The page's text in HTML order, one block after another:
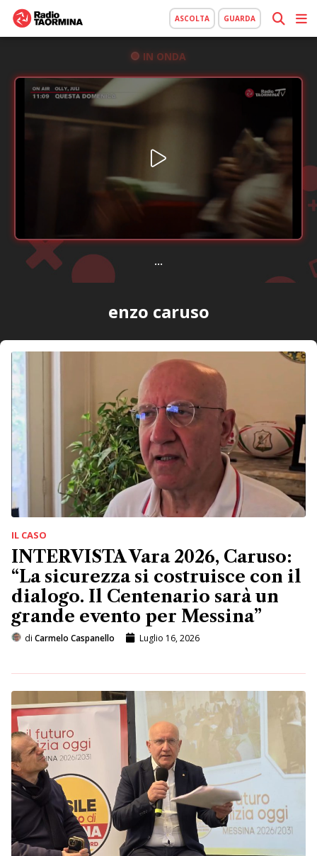
ASCOLTA GUARDA
IN ONDA
...
enzo caruso
IL CASO
INTERVISTA Vara 2026, Caruso:
“La sicurezza si costruisce con il
dialogo. Il Centenario sarà un
grande evento per Messina”
di Carmelo Caspanello Luglio 16, 2026